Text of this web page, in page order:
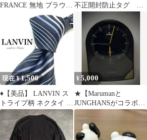
FRANCE 無地 ブラウン
シンプル ネクタイ
不正開封防止タグ プ
ンタイ 番号付き
現在 ¥1,500
♦︎【美品】 LANVIN ス
トライプ柄 ネクタイ ブ
ラック シンプル 大人し
め
¥5,000
★【Marumanと
JUNGHANSがコラボ
「GREENWICH」電波
置時計】★